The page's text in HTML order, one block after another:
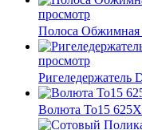
просмотр
Полоса
просмотр
Ригеледержатель
Волюта То15